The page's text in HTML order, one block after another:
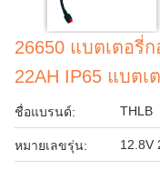
26650 แบตเตอรี่
22AH IP65 แบต
ชื่อแบรนด์: THLB
หมายเลขรุ่น: 12.8V